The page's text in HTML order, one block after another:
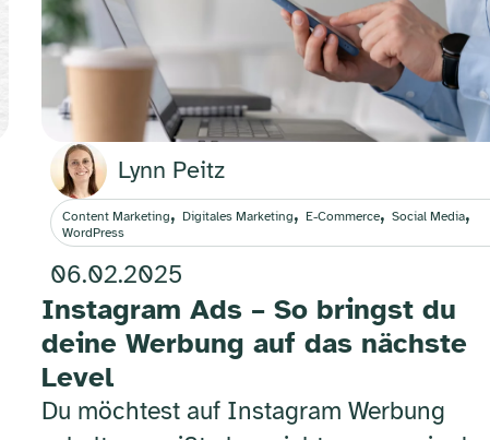
Lynn Peitz
Content Marketing, Digitales Marketing, E-Commerce,Social Media,
WordPress
06.02.2025
Instagram Ads – So bringst du
deine Werbung auf das nächste
Level
Du möchtest auf Instagram Werbung